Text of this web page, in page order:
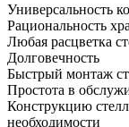
Универсальность
Рациональность
Любая расцветка
Долговечность
Быстрый монтаж
Простота в
Конструкцию
необходимости